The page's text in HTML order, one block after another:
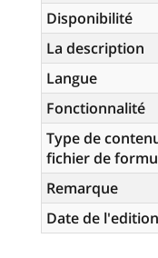
Disponibilité
La description
Langue
Fonctionnalité
Type de
fichier de
Remarque
Date de l'edition